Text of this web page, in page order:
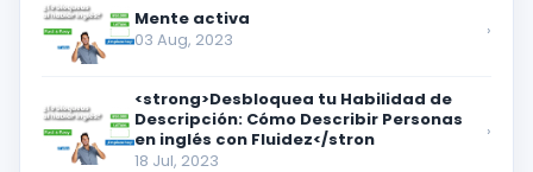
Mente activa
03 Aug, 2023 ›
<strong>Desbloquea tu Habilidad de
Descripción: Cómo Describir Personas
en inglés con Fluidez</stron
18 Jul, 2023
›